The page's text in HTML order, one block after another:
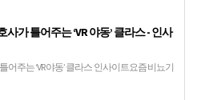
사가 틀어주는 ‘VR 야동’ 클라스 - 인사
어주는 ‘VR 야동’ 클라스 인사이트요즘 비뇨기
VR 기기를 통해 입체적인 야동을 제공한다.